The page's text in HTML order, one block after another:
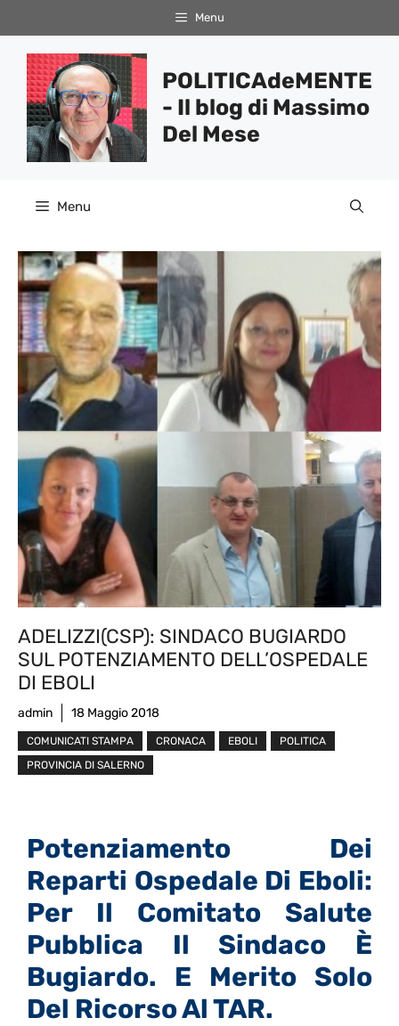
al
contenuto
Menu
POLITICAdeMENTE
- Il blog di Massimo
Del Mese
Menu
ADELIZZI(CSP): SINDACO BUGIARDO
SUL POTENZIAMENTO DELL’OSPEDALE
DI EBOLI
admin 18 Maggio 2018
COMUNICATI STAMPA CRONACA EBOLI
POLITICA
PROVINCIA DI SALERNO
Potenziamento Dei
Reparti Ospedale Di Eboli:
Per Il Comitato Salute
Pubblica Il Sindaco È
Bugiardo. E Merito Solo
Del Ricorso Al TAR.